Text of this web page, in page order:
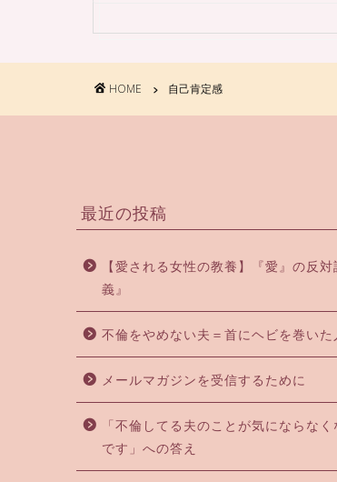
HOME 自己肯定感
最近の投稿
【愛される女性の教養】『愛』の反
義』
不倫をやめない夫＝首にヘビを巻いた
メールマガジンを受信するために
「不倫してる夫のことが気にならな
です」への答え